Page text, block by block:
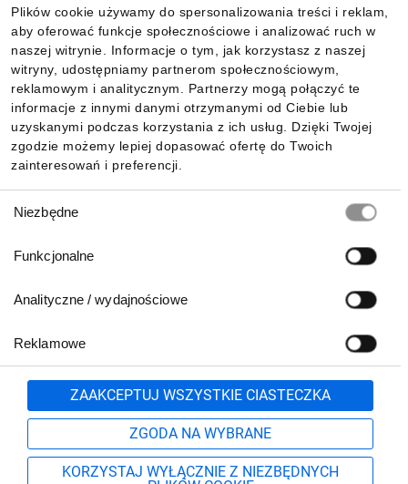
Plików cookie używamy do spersonalizowania treści i reklam,
aby oferować funkcje społecznościowe i analizować ruch w
naszej witrynie. Informacje o tym, jak korzystasz z naszej
witryny, udostępniamy partnerom społecznościowym,
reklamowym i analitycznym. Partnerzy mogą połączyć te
informacje z innymi danymi otrzymanymi od Ciebie lub
uzyskanymi podczas korzystania z ich usług. Dzięki Twojej
zgodzie możemy lepiej dopasować ofertę do Twoich
zainteresowań i preferencji.
zgody
Niezbędne
Funkcjonalne
Analityczne / wydajnościowe
Reklamowe
ZAAKCEPTUJ WSZYSTKIE CIASTECZKA
ZGODA NA WYBRANE
KORZYSTAJ WYŁĄCZNIE Z NIEZBĘDNYCH
Informacje
Pobierz naszą aplikację mobilną:
801 500 700 lub
71 37 61 600
Formularz kontaktowy